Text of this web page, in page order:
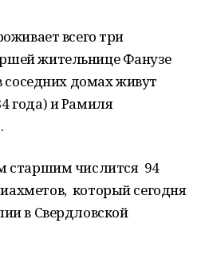
всего три
жительнице Фанузе
соседних домах живут
года) и Рамиля
старшим числится 94
который сегодня
в Свердловской